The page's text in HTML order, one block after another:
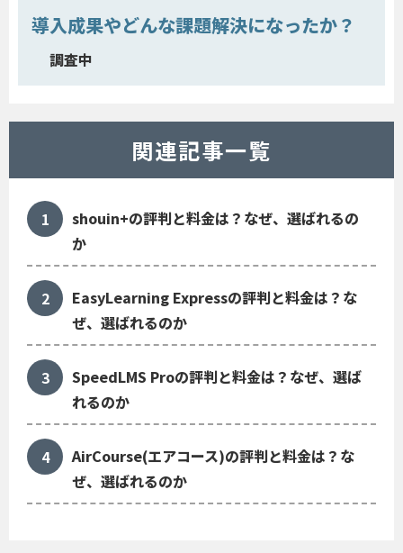
導入成果やどんな課題解決になったか？
調査中
関連記事一覧
shouin+の評判と料金は？なぜ、選ばれるの
か
EasyLearning Expressの評判と料金は？な
ぜ、選ばれるのか
SpeedLMS Proの評判と料金は？なぜ、選ば
れるのか
AirCourse(エアコース)の評判と料金は？な
ぜ、選ばれるのか